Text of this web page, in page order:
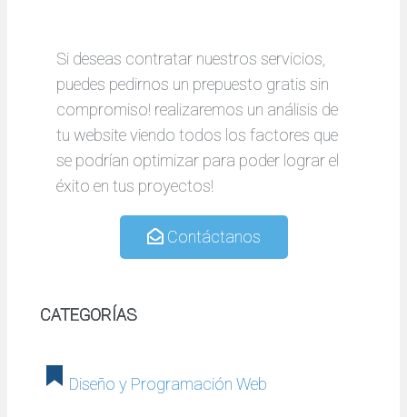
Si deseas contratar nuestros servicios,
puedes pedirnos un prepuesto gratis sin
compromiso! realizaremos un análisis de
tu website viendo todos los factores que
se podrían optimizar para poder lograr el
éxito en tus proyectos!
Contáctanos
CATEGORÍAS
Diseño y Programación Web